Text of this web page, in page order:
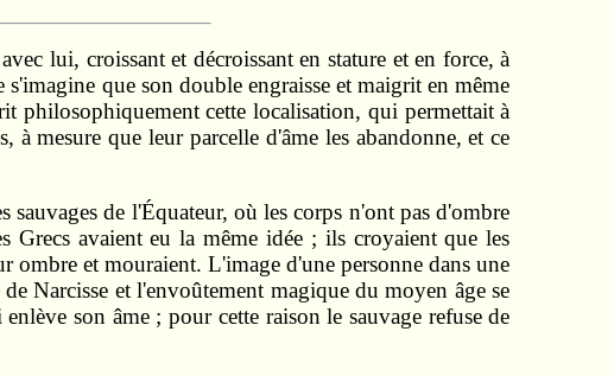
lui, croissant et décroissant en stature et en force, à
que son double engraisse et maigrit en même
philosophiquement cette localisation, qui permettait à
à mesure que leur parcelle d'âme les abandonne, et ce
de l'Équateur, où les corps n'ont pas d'ombre
Grecs avaient eu la même idée ; ils croyaient que les
ombre et mouraient. L'image d'une personne dans une
Narcisse et l'envoûtement magique du moyen âge se
son âme ; pour cette raison le sauvage refuse de